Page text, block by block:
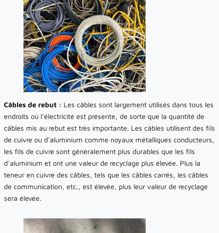
Câbles de rebut : Les câbles sont largement utilisés dans tous les
endroits où l'électricité est présente, de sorte que la quantité de
câbles mis au rebut est très importante. Les câbles utilisent des fils
de cuivre ou d'aluminium comme noyaux métalliques conducteurs,
les fils de cuivre sont généralement plus durables que les fils
d'aluminium et ont une valeur de recyclage plus élevée. Plus la
teneur en cuivre des câbles, tels que les câbles carrés, les câbles
de communication, etc., est élevée, plus leur valeur de recyclage
sera élevée.